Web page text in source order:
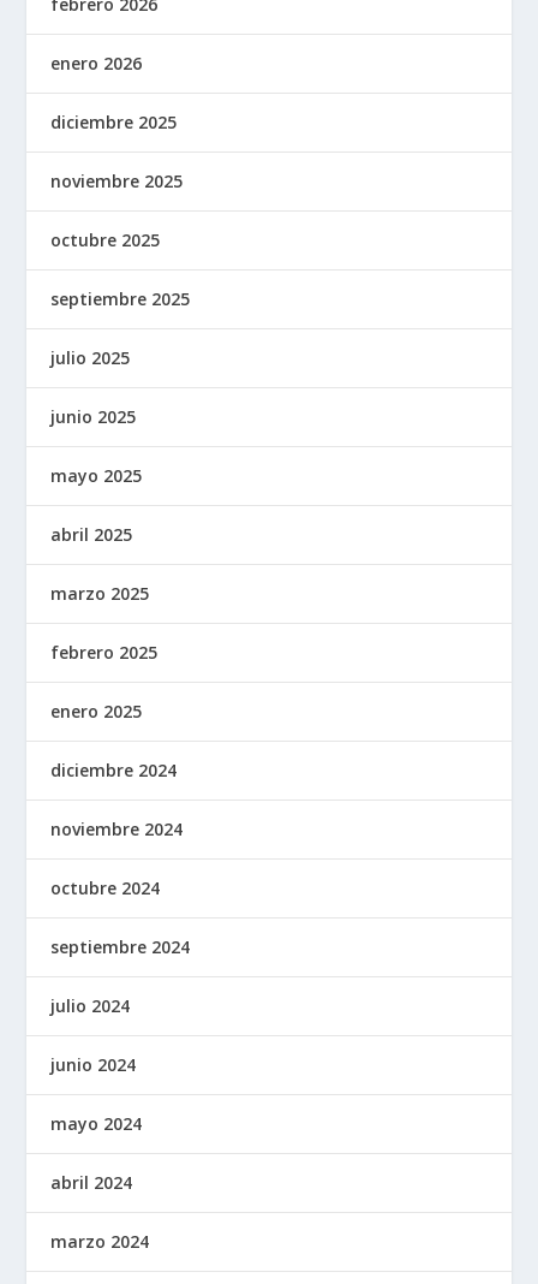
febrero 2026
enero 2026
diciembre 2025
noviembre 2025
octubre 2025
septiembre 2025
julio 2025
junio 2025
mayo 2025
abril 2025
marzo 2025
febrero 2025
enero 2025
diciembre 2024
noviembre 2024
octubre 2024
septiembre 2024
julio 2024
junio 2024
mayo 2024
abril 2024
marzo 2024